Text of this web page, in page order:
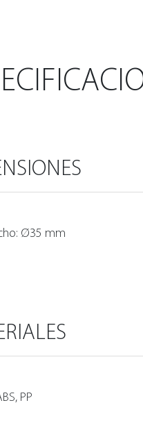
Ø35 mm
PP